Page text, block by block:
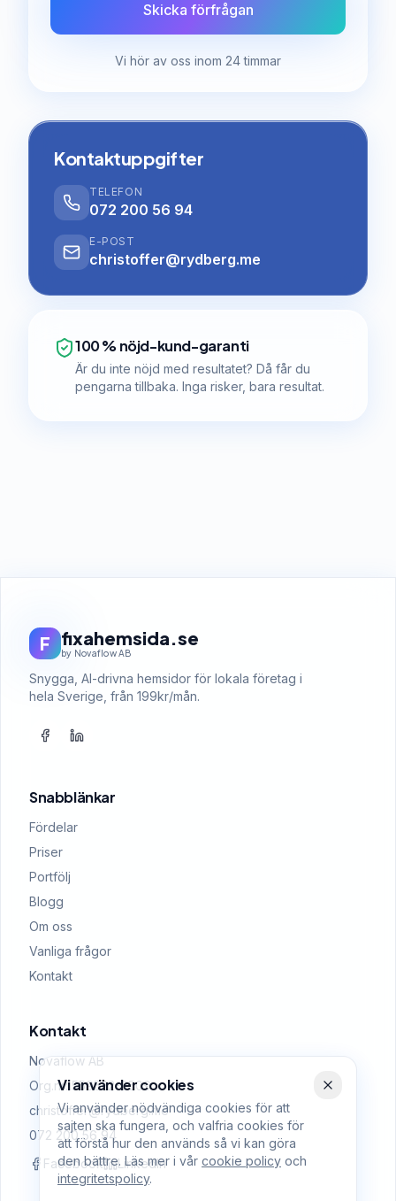
Skicka förfrågan
Vi hör av oss inom 24 timmar
Kontaktuppgifter
TELEFON
072 200 56 94
E-POST
christoffer@rydberg.me
100 % nöjd-kund-garanti
Är du inte nöjd med resultatet? Då får du
pengarna tillbaka. Inga risker, bara resultat.
F fixahemsida.se
by Novaflow AB
Snygga, AI-drivna hemsidor för lokala företag i
hela Sverige, från 199kr/mån.
Snabblänkar
Fördelar
Priser
Portfölj
Blogg
Om oss
Vanliga frågor
Kontakt
Kontakt
Novaflow AB
Org.nr: 559522-0509
christoffer@rydberg.me
072 200 56 94
Facebook
LinkedIn
Vi använder cookies
Vi använder nödvändiga cookies för att
sajten ska fungera, och valfria cookies för
att förstå hur den används så vi kan göra
den bättre. Läs mer i vår cookie policy och
integritetspolicy.